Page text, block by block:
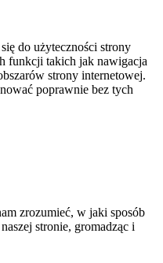
do użyteczności strony
funkcji takich jak nawigacja
strony internetowej.
poprawnie bez tych
zrozumieć, w jaki sposób
stronie, gromadząc i